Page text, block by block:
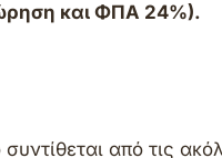
και ΦΠΑ 24%).
από τις